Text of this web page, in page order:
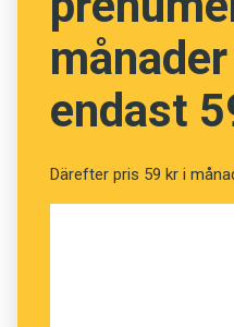
endast
Därefter pris 59 kr i